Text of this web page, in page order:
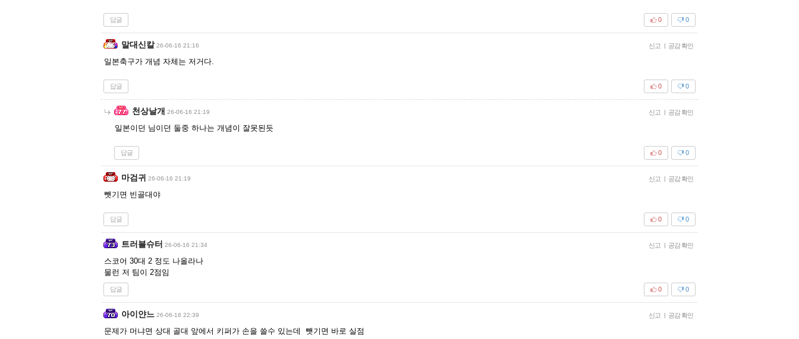
답글 0
0
말대신칼 26-06-16 21:16 신고 | 공감 확인
일본축구가 개념 자체는 저거다.
답글 0
0
천상날개 26-06-16 21:19 신고 | 공감 확인
일본이던 님이던 둘중 하나는 개념이 잘못된듯
답글 0
0
마검귀 26-06-16 21:19 신고 | 공감 확인
뺏기면 빈골대야
답글 0
0
트러블슈터 26-06-16 21:34 신고 | 공감 확인
스코어 30대 2 정도 나올라나
물런 저 팀이 2점임
답글 0
0
아이얀느 26-06-16 22:39 신고 | 공감 확인
문제가 머냐면 상대 골대 앞에서 키퍼가 손을 쓸수 있는데 뺏기면 바로 실점